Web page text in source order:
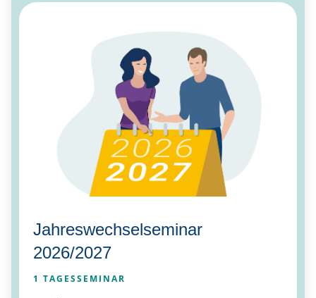
Jahreswechselseminar
2026/2027
1 TAGESSEMINAR